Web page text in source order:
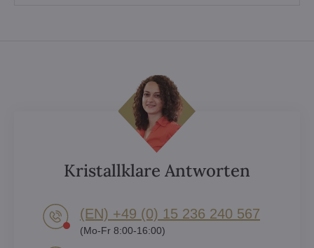
Kristallklare Antworten
(EN) +49 (0) 15 236 240 567
(Mo-Fr 8:00-16:00)